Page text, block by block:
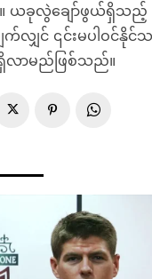
ယခုလွဲချော်ဖွယ်ရှိသည့် (
လျှင် ၎င်းမပါဝင်
လာမည်ဖြစ်သည်။